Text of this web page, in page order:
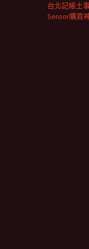
台北記帳士
Sensor購買